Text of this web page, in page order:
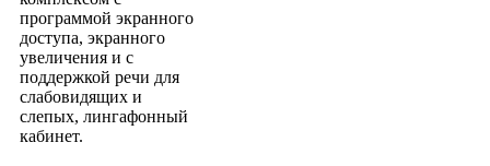
программой экранного
доступа, экранного
увеличения и с
поддержкой речи для
слабовидящих и
слепых, лингафонный
кабинет.